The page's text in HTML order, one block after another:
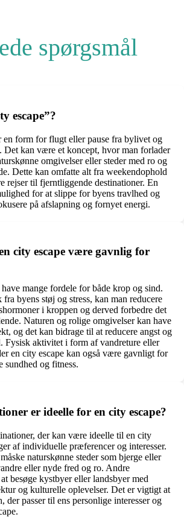
spørgsmål
escape”?
en form for flugt eller pause fra bylivet og
Det kan være et koncept, hvor man forlader
omgivelser eller steder med ro og
Dette kan omfatte alt fra weekendophold
rejser til fjerntliggende destinationer. En
for at slippe for byens travlhed og
på afslapning og fornyet energi.
city escape være gavnlig for
mange fordele for både krop og sind.
byens støj og stress, kan man reducere
i kroppen og derved forbedre det
Naturen og rolige omgivelser kan have
og det kan bidrage til at reducere angst og
Fysisk aktivitet i form af vandreture eller
en city escape kan også være gavnligt for
sundhed og fitness.
er ideelle for en city escape?
der kan være ideelle til en city
af individuelle præferencer og interesser.
naturskønne steder som bjerge eller
eller nyde fred og ro. Andre
besøge kystbyer eller landsbyer med
og kulturelle oplevelser. Det er vigtigt at
der passer til ens personlige interesser og